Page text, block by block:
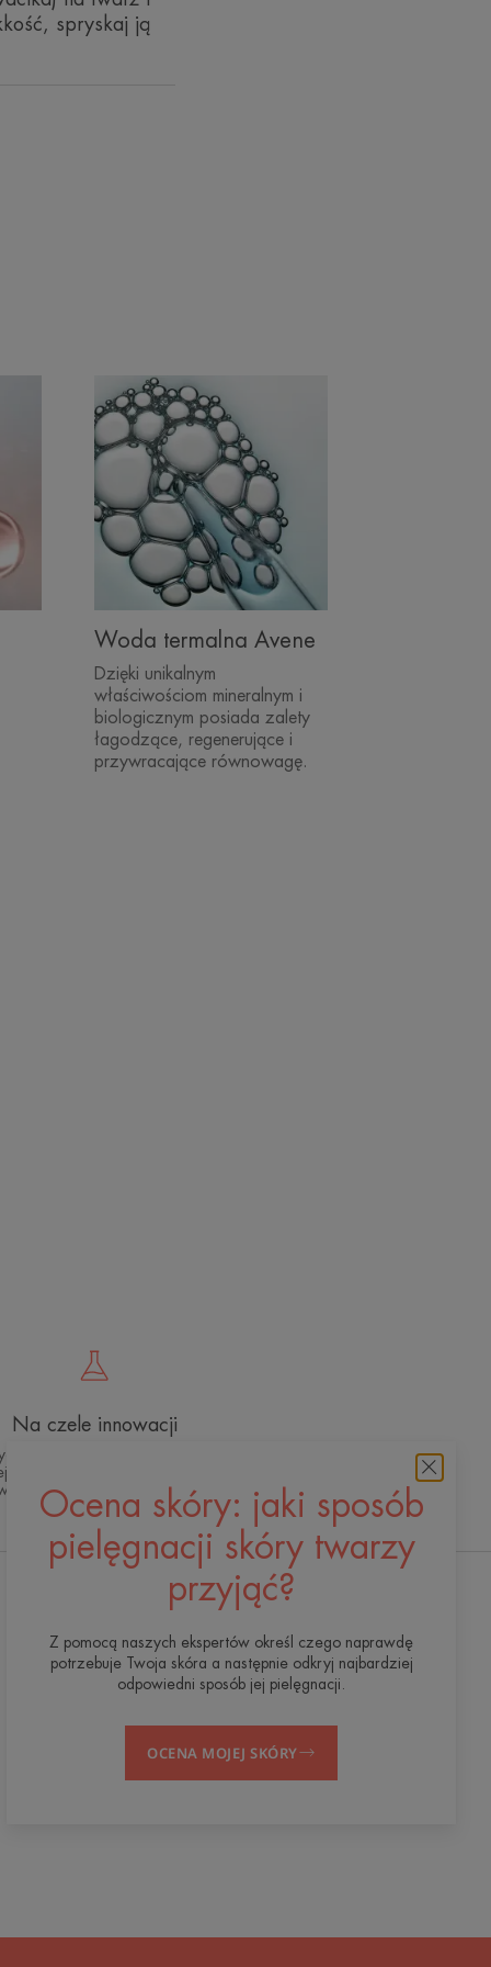
redukuje nadmiar
spryskaj ją
Woda termalna Avene
Dzięki unikalnym
właściwościom mineralnym i
biologicznym posiada zalety
łagodzące, regenerujące i
przywracające równowagę.
Ocena skóry: jaki sposób
pielęgnacji skóry twarzy
przyjąć?
Z pomocą naszych ekspertów określ czego naprawdę
potrzebuje Twoja skóra a następnie odkryj najbardziej
odpowiedni sposób jej pielęgnacji.
OCENA MOJEJ SKÓRY
Na czele innowacji
wiedza dermokosmetyczna dla
i bezpiecznej pielęgnacji skóry przy
naszych standardów jakości.
Otrzymuj nasz newsletter
Jesteśmy tu dla Twojej skóry! Wszystkie
wskazówki, jak dbać o skórę na co dzień.
ZAPISZ SIĘ DO NEWSLETTERA